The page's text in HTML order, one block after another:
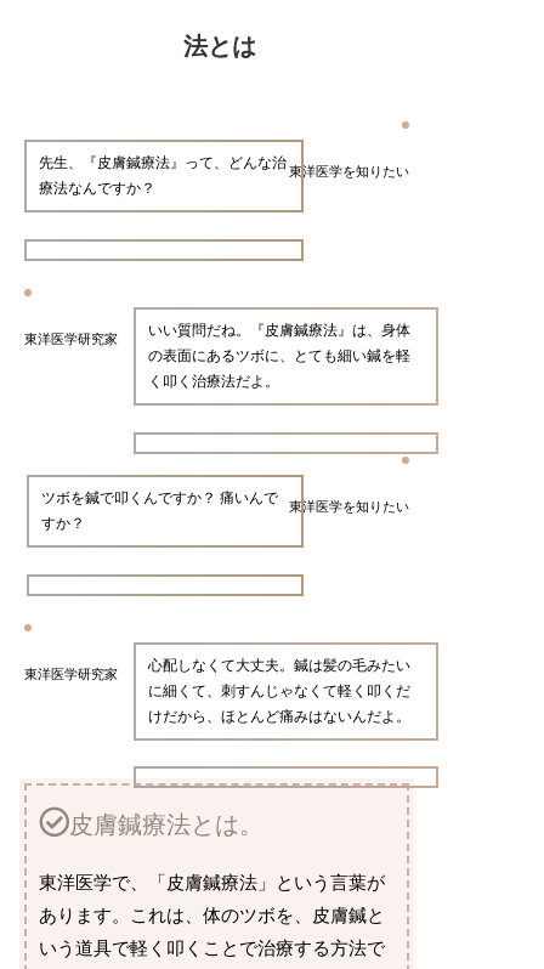
法とは
東洋医学を知りたい
先生、『皮膚鍼療法』って、どんな治
療法なんですか？
東洋医学研究家
いい質問だね。『皮膚鍼療法』は、身体
の表面にあるツボに、とても細い鍼を軽
く叩く治療法だよ。
東洋医学を知りたい
ツボを鍼で叩くんですか？ 痛いんで
すか？
東洋医学研究家
心配しなくて大丈夫。鍼は髪の毛みたい
に細くて、刺すんじゃなくて軽く叩くだ
けだから、ほとんど痛みはないんだよ。
皮膚鍼療法とは。
東洋医学で、「皮膚鍼療法」という言葉が
あります。これは、体のツボを、皮膚鍼と
いう道具で軽く叩くことで治療する方法で